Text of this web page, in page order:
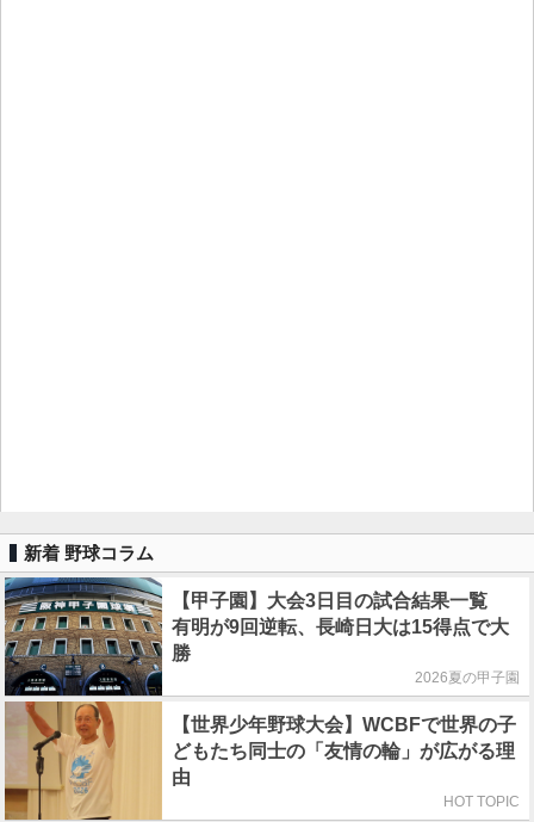
新着 野球コラム
【甲子園】大会3日目の試合結果一覧
有明が9回逆転、長崎日大は15得点で大
勝
2026夏の甲子園
【世界少年野球大会】WCBFで世界の子
どもたち同士の「友情の輪」が広がる理
由
HOT TOPIC